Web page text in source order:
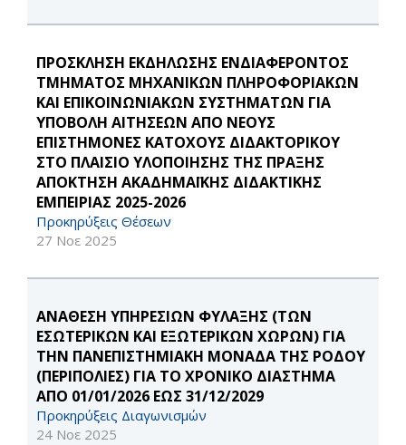
ΠΡΟΣΚΛΗΣΗ ΕΚΔΗΛΩΣΗΣ ΕΝΔΙΑΦΕΡΟΝΤΟΣ
ΤΜΗΜΑΤΟΣ ΜΗΧΑΝΙΚΩΝ ΠΛΗΡΟΦΟΡΙΑΚΩΝ
ΚΑΙ ΕΠΙΚΟΙΝΩΝΙΑΚΩΝ ΣΥΣΤΗΜΑΤΩΝ ΓΙΑ
ΥΠΟΒΟΛΗ ΑΙΤΗΣΕΩΝ ΑΠΟ ΝΕΟΥΣ
ΕΠΙΣΤΗΜΟΝΕΣ ΚΑΤΟΧΟΥΣ ΔΙΔΑΚΤΟΡΙΚΟΥ
ΣΤΟ ΠΛΑΙΣΙΟ ΥΛΟΠΟΙΗΣΗΣ ΤΗΣ ΠΡΑΞΗΣ
ΑΠΟΚΤΗΣΗ ΑΚΑΔΗΜΑΪΚΗΣ ΔΙΔΑΚΤΙΚΗΣ
ΕΜΠΕΙΡΙΑΣ 2025-2026
Προκηρύξεις Θέσεων
27 Νοε 2025
ΑΝΑΘΕΣΗ ΥΠΗΡΕΣΙΩΝ ΦΥΛΑΞΗΣ (ΤΩΝ
ΕΣΩΤΕΡΙΚΩΝ ΚΑΙ ΕΞΩΤΕΡΙΚΩΝ ΧΩΡΩΝ) ΓΙΑ
ΤΗΝ ΠΑΝΕΠΙΣΤΗΜΙΑΚΗ ΜΟΝΑΔΑ ΤΗΣ ΡΟΔΟΥ
(ΠΕΡΙΠΟΛΙΕΣ) ΓΙΑ ΤΟ ΧΡΟΝΙΚΟ ΔΙΑΣΤΗΜΑ
ΑΠΟ 01/01/2026 ΕΩΣ 31/12/2029
Προκηρύξεις Διαγωνισμών
24 Νοε 2025